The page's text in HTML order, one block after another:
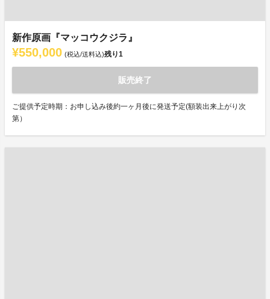
新作原画『マッコウクジラ』
¥550,000 (税込/送料込)残り1
販売終了
ご提供予定時期：お申し込み後約一ヶ月後に発送予定(額装出来上がり次
第）